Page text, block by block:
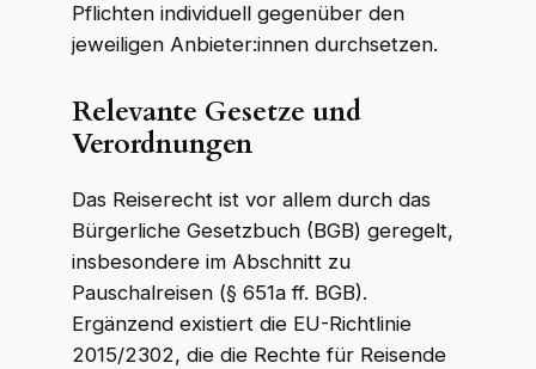
Pflichten individuell gegenüber den
jeweiligen Anbieter:innen durchsetzen.
Relevante Gesetze und
Verordnungen
Das Reiserecht ist vor allem durch das
Bürgerliche Gesetzbuch (BGB) geregelt,
insbesondere im Abschnitt zu
Pauschalreisen (§ 651a ff. BGB).
Ergänzend existiert die EU-Richtlinie
2015/2302, die die Rechte für Reisende